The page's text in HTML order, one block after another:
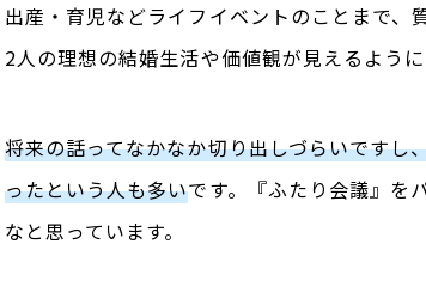
出産・育児などライフイベントのことまで
2人の理想の結婚生活や価値観が見えるように
将来の話ってなかなか切り出しづらいです
ったという人も多いです。『ふたり会議』を
なと思っています。